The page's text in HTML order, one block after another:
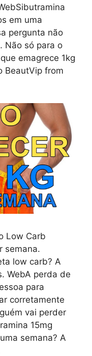
em uma
pergunta não
Não só para o
emagrece 1kg
BeautVip from
Low Carb
semana.
low carb? A
WebA perda de
para
corretamente
vai perder
15mg
semana? A